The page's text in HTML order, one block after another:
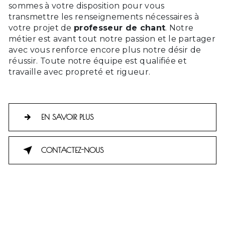
sommes à votre disposition pour vous
transmettre les renseignements nécessaires à
votre projet de professeur de chant. Notre
métier est avant tout notre passion et le partager
avec vous renforce encore plus notre désir de
réussir. Toute notre équipe est qualifiée et
travaille avec propreté et rigueur.
EN SAVOIR PLUS
CONTACTEZ-NOUS